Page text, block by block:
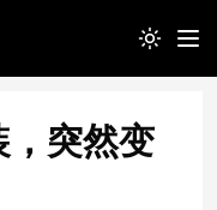
Toggle
，突然变